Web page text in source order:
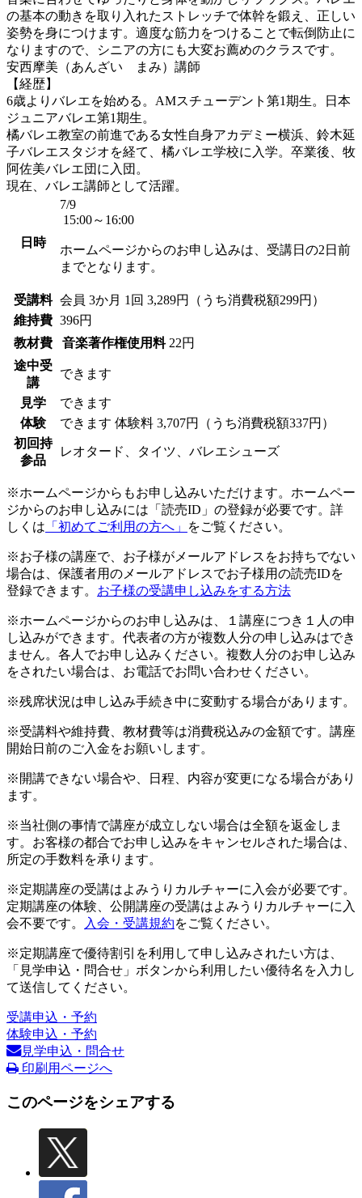
の基本の動きを取り入れたストレッチで体幹を鍛え、正しい
姿勢を身につけます。適度な筋力をつけることで転倒防止に
なりますので、シニアの方にも大変お薦めのクラスです。
安西摩美（あんざい まみ）講師
【経歴】
6歳よりバレエを始める。AMスチューデント第1期生。日本
ジュニアバレエ第1期生。
橘バレエ教室の前進である女性自身アカデミー横浜、鈴木延
子バレエスタジオを経て、橘バレエ学校に入学。卒業後、牧
阿佐美バレエ団に入団。
現在、バレエ講師として活躍。
日時
7/9
15:00～16:00
ホームページからのお申し込みは、受講日の2日前
までとなります。
受講料 会員 3か月 1回 3,289円（うち消費税額299円）
維持費 396円
教材費
音楽著作権使用料 22円
途中受
講
できます
見学
できます
体験
できます 体験料 3,707円（うち消費税額337円）
初回持
参品
レオタード、タイツ、バレエシューズ
※ホームページからもお申し込みいただけます。ホームペー
ジからのお申し込みには「読売ID」の登録が必要です。詳
しくは 「初めてご利用の方へ」 をご覧ください。
※お子様の講座で、お子様がメールアドレスをお持ちでない
場合は、保護者用のメールアドレスでお子様用の読売IDを
登録できます。 お子様の受講申し込みをする方法
※ホームページからのお申し込みは、１講座につき１人の申
し込みができます。代表者の方が複数人分の申し込みはでき
ません。各人でお申し込みください。複数人分のお申し込み
をされたい場合は、お電話でお問い合わせください。
※残席状況は申し込み手続き中に変動する場合があります。
※受講料や維持費、教材費等は消費税込みの金額です。講座
開始日前のご入金をお願いします。
※開講できない場合や、日程、内容が変更になる場合があり
ます。
※当社側の事情で講座が成立しない場合は全額を返金しま
す。お客様の都合でお申し込みをキャンセルされた場合は、
所定の手数料を承ります。
※定期講座の受講はよみうりカルチャーに入会が必要です。
定期講座の体験、公開講座の受講はよみうりカルチャーに入
会不要です。
入会・受講規約をご覧ください。
※定期講座で優待割引を利用して申し込みされたい方は、
「見学申込・問合せ」ボタンから利用したい優待名を入力し
て送信してください。
受講申込・予約
体験申込・予約
見学申込・問合せ
印刷用ページへ
このページをシェアする